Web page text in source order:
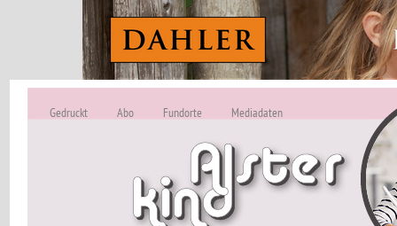
ALSTERKIND -
Alles Neu
Gedruckt Abo Fundorte Mediadaten